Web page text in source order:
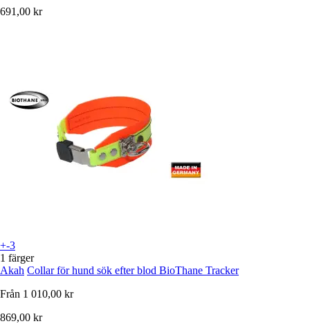
691,00 kr
+-3
1 färger
Akah Collar för hund sök efter blod BioThane Tracker
Från 1 010,00 kr
869,00 kr